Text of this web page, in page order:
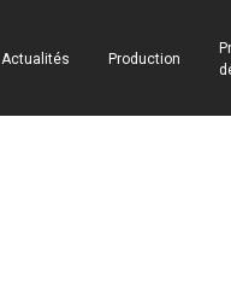
Actualités Production